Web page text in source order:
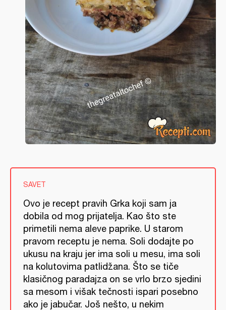
SAVET
Ovo je recept pravih Grka koji sam ja
dobila od mog prijatelja. Kao što ste
primetili nema aleve paprike. U starom
pravom receptu je nema. Soli dodajte po
ukusu na kraju jer ima soli u mesu, ima soli
na kolutovima patlidžana. Što se tiče
klasičnog paradajza on se vrlo brzo sjedini
sa mesom i višak tečnosti ispari posebno
ako je jabučar. Još nešto, u nekim